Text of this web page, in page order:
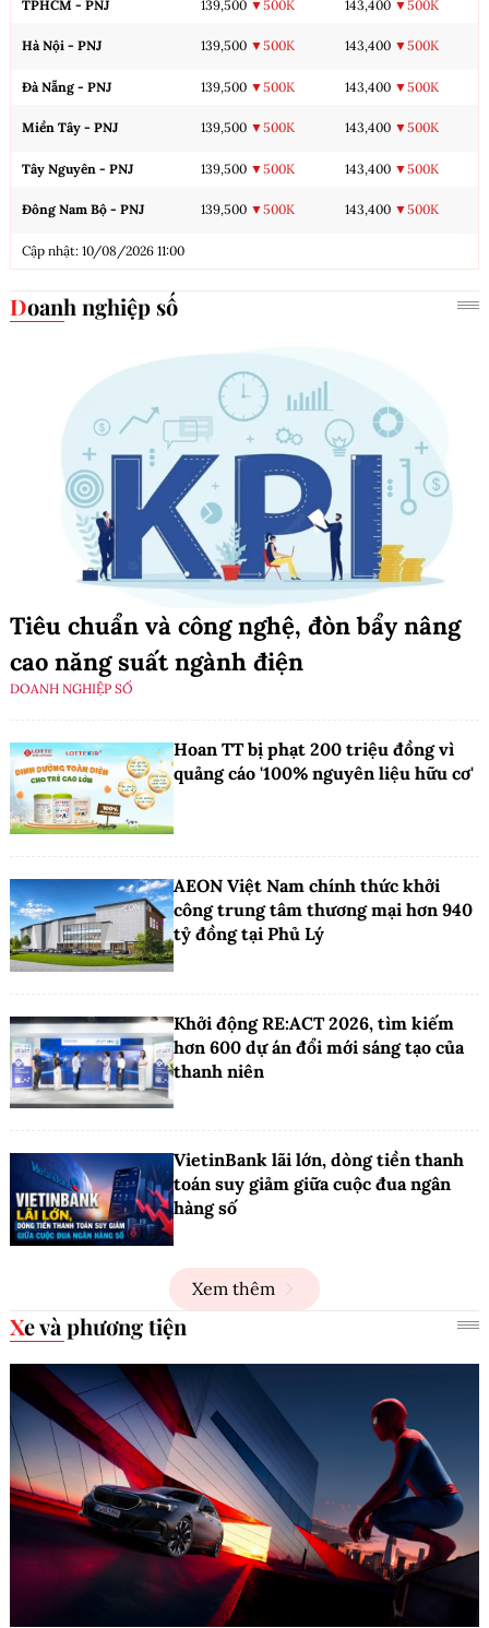
TPHCM - PNJ 139,500 ▼500K 143,400 ▼500K
Hà Nội - PNJ 139,500 ▼500K 143,400 ▼500K
Đà Nẵng - PNJ 139,500 ▼500K 143,400 ▼500K
Miền Tây - PNJ 139,500 ▼500K 143,400 ▼500K
Tây Nguyên - PNJ 139,500 ▼500K 143,400 ▼500K
Đông Nam Bộ - PNJ 139,500 ▼500K 143,400 ▼500K
Cập nhật: 10/08/2026 11:00
Doanh nghiệp số
Tiêu chuẩn và công nghệ, đòn bẩy nâng
cao năng suất ngành điện
DOANH NGHIỆP SỐ
Hoan TT bị phạt 200 triệu đồng vì
quảng cáo '100% nguyên liệu hữu cơ'
AEON Việt Nam chính thức khởi
công trung tâm thương mại hơn 940
tỷ đồng tại Phủ Lý
Khởi động RE:ACT 2026, tìm kiếm
hơn 600 dự án đổi mới sáng tạo của
thanh niên
VietinBank lãi lớn, dòng tiền thanh
toán suy giảm giữa cuộc đua ngân
hàng số
Xem thêm
Xe và phương tiện